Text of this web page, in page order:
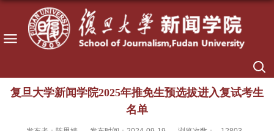
复旦大学新闻学院2025年推免生预选拔进入复试考生
名单